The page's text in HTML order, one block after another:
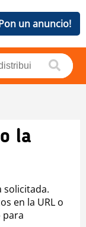
un anuncio!
la
solicitada.
en la URL o
para